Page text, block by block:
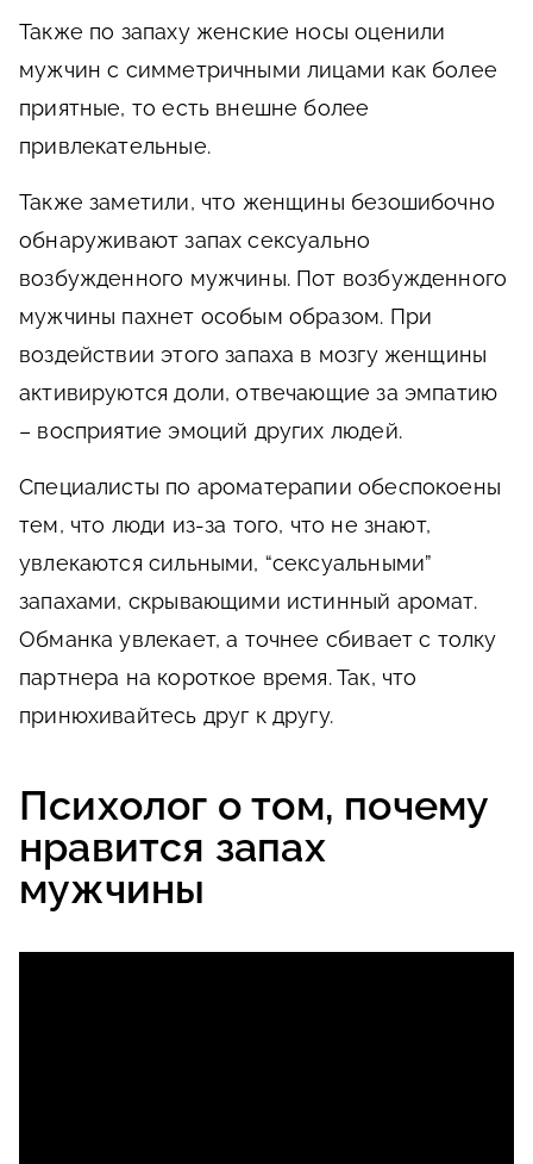
Также по запаху женские носы оценили
мужчин с симметричными лицами как более
приятные, то есть внешне более
привлекательные.
Также заметили, что женщины безошибочно
обнаруживают запах сексуально
возбужденного мужчины. Пот возбужденного
мужчины пахнет особым образом. При
воздействии этого запаха в мозгу женщины
активируются доли, отвечающие за эмпатию
– восприятие эмоций других людей.
Специалисты по ароматерапии обеспокоены
тем, что люди из-за того, что не знают,
увлекаются сильными, “сексуальными”
запахами, скрывающими истинный аромат.
Обманка увлекает, а точнее сбивает с толку
партнера на короткое время. Так, что
принюхивайтесь друг к другу.
Психолог о том, почему
нравится запах
мужчины